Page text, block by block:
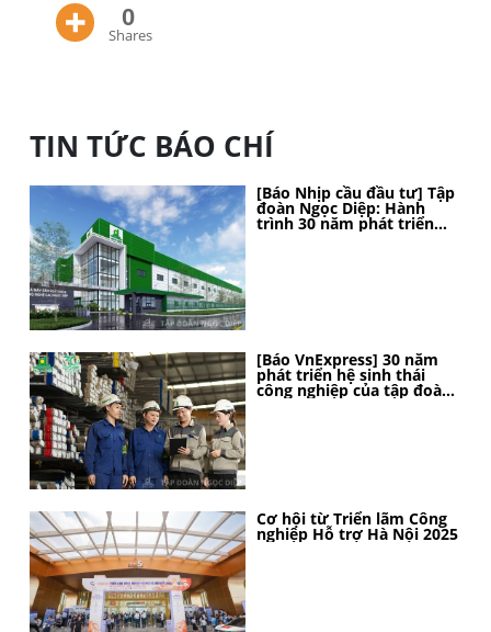
0
Shares
TIN TỨC BÁO CHÍ
[Báo Nhịp cầu đầu tư] Tập
đoàn Ngọc Diệp: Hành
trình 30 năm phát triển
bền vững, kiến tạo vị thế
[Báo VnExpress] 30 năm
phát triển hệ sinh thái
công nghiệp của tập đoàn
Ngọc Diệp
Cơ hội từ Triển lãm Công
nghiệp Hỗ trợ Hà Nội 2025